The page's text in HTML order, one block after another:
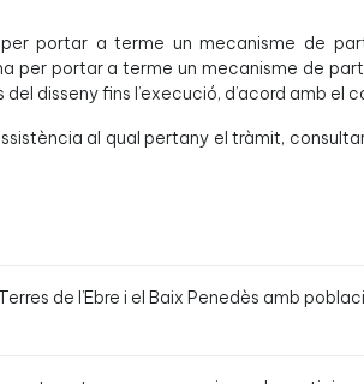
per portar a terme un mecanisme de
per portar a terme un mecanisme de
disseny fins l’execució, d’acord amb el
al qual pertany el tràmit,
de l’Ebre i el Baix Penedès amb